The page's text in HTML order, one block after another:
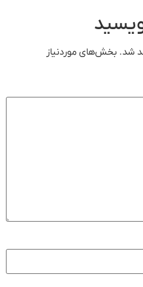
شد. بخش‌های موردنیاز